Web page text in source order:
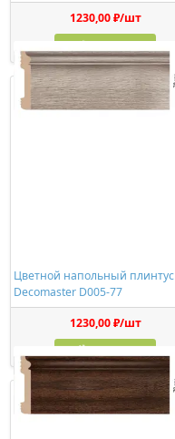
1230,00 ₽/шт
Купить
Цветной напольный плинтус
Decomaster D005-77
1230,00 ₽/шт
Купить